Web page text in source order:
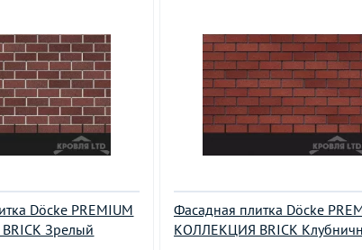
Döcke PREMIUM
Зрелый
Фасадная плитка Döcke
КОЛЛЕКЦИЯ BRICK